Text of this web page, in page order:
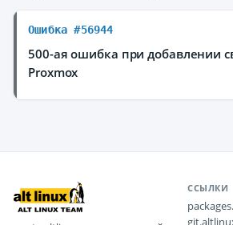
Ошибка #56944
500-ая ошибка при добавлении
Proxmox
ССЫЛКИ